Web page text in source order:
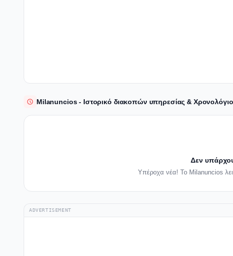
Milanuncios - Ιστορικό διακοπών υπηρεσίας &
Δεν
Υπέροχα νέα! Το Milanuncios
ADVERTISEMENT